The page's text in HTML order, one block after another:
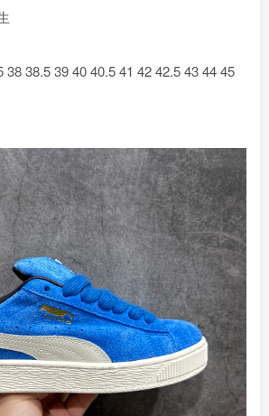
38 38.5 39 40 40.5 41 42 42.5 43 44 45